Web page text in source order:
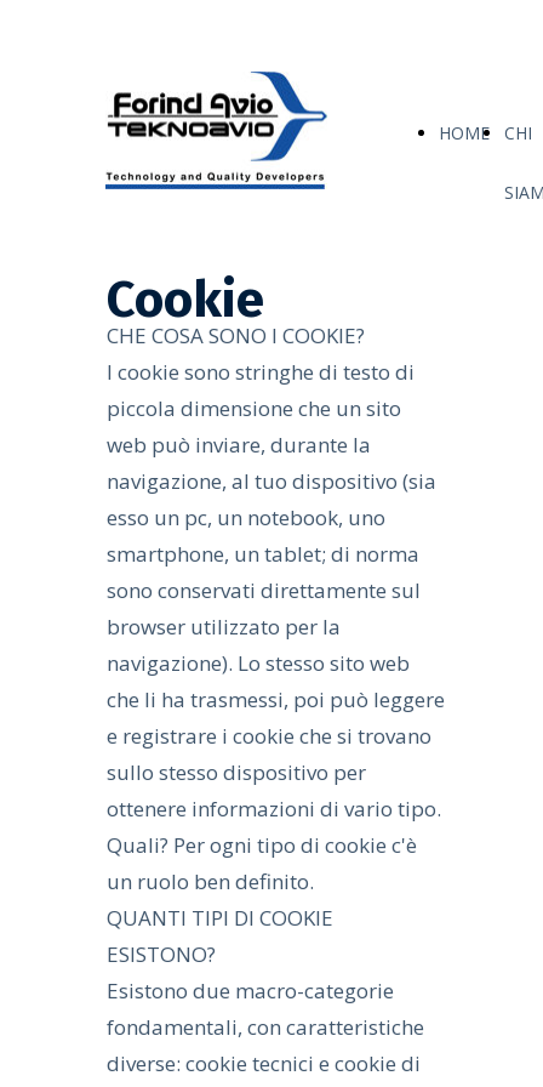
HOME CHI
Cookie
CHE COSA SONO I COOKIE?
I cookie sono stringhe di testo di
piccola dimensione che un sito
web può inviare, durante la
navigazione, al tuo dispositivo (sia
esso un pc, un notebook, uno
smartphone, un tablet; di norma
sono conservati direttamente sul
browser utilizzato per la
navigazione). Lo stesso sito web
che li ha trasmessi, poi può leggere
e registrare i cookie che si trovano
sullo stesso dispositivo per
ottenere informazioni di vario tipo.
Quali? Per ogni tipo di cookie c'è
un ruolo ben definito.
QUANTI TIPI DI COOKIE
ESISTONO?
Esistono due macro-categorie
fondamentali, con caratteristiche
diverse: cookie tecnici e cookie di